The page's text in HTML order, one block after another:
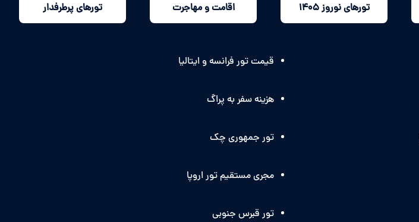
تورهای نوروز 1405 اقامت و مهاجرت تورهای پرطرفدار
قیمت تور فرانسه و ایتالیا
هزینه سفر به پراگ
تور جمهوری چک
مجری مستقیم تور اروپا
تور قبرس جنوبی